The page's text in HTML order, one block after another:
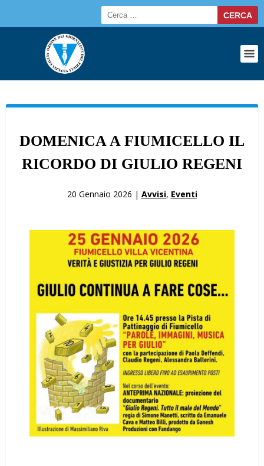
DOMENICA A FIUMICELLO IL
RICORDO DI GIULIO REGENI
20 Gennaio 2026 | Avvisi, Eventi